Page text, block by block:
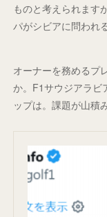
ものと考えられます
パがシビアに問われ
オーナーを務めるプ
か。F1サウジアラビ
ップは。課題が山積